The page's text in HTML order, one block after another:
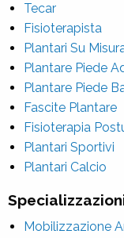
Tecar
Fisioterapista
Plantari Su
Plantare Piede
Plantare Piede
Fascite Plantare
Fisioterapia
Plantari Sportivi
Plantari Calcio
Mobilizzazione